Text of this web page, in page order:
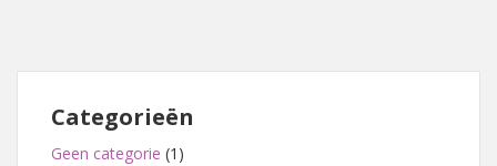
Categorieën
Geen categorie (1)